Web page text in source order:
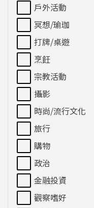
戶外活動
冥想/瑜珈
打牌/桌遊
烹飪
宗教活動
攝影
時尚/流行文化
旅行
購物
政治
金融投資
觀察嗜好